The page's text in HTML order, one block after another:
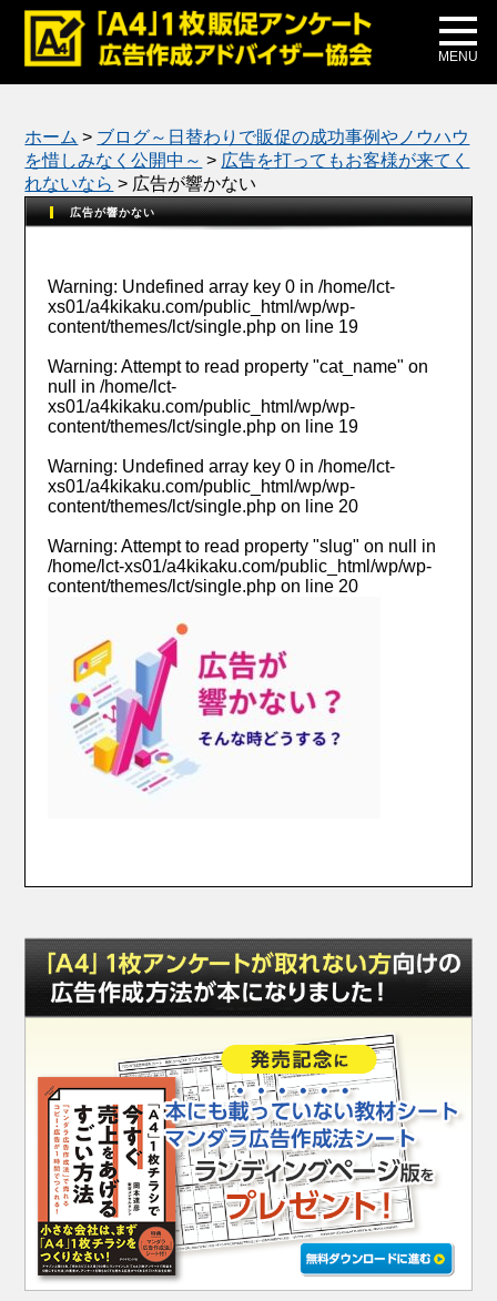
MENU
メディア掲載
公式ブログ
ホーム > ブログ～日替わりで販促の成功事例やノウハウ
を惜しみなく公開中～ > 広告を打ってもお客様が来てく
れないなら > 広告が響かない
広告が響かない
Warning: Undefined array key 0 in/home/lct-
xs01/a4kikaku.com/public_html/wp/wp-
content/themes/lct/single.php on line 19
Warning: Attempt to read property "cat_name" on
null in/home/lct-
xs01/a4kikaku.com/public_html/wp/wp-
content/themes/lct/single.php on line 19
Warning: Undefined array key 0 in/home/lct-
xs01/a4kikaku.com/public_html/wp/wp-
content/themes/lct/single.php on line 20
Warning: Attempt to read property "slug" on null in
/home/lct-xs01/a4kikaku.com/public_html/wp/wp-
content/themes/lct/single.php on line 20